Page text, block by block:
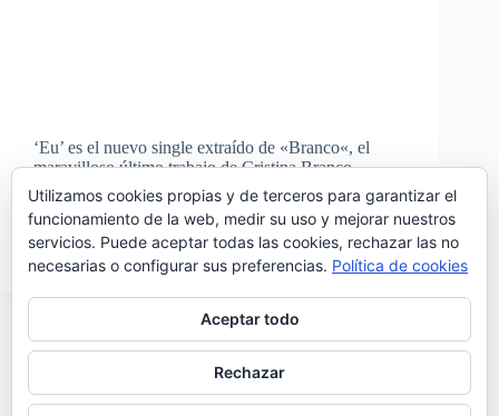
‘Eu’ es el nuevo single extraído de «Branco«, el
maravilloso último trabajo de Cristina Branco
editado en febrero. ‘Eu’ es un tema con música y
letra de Luís Figueiredo, pianista que también la
acompaña en el escenario. Sobre este tema,…
Noemí Sánchez
28/09/2018
Utilizamos cookies propias y de terceros para garantizar el
funcionamiento de la web, medir su uso y mejorar nuestros
servicios. Puede aceptar todas las cookies, rechazar las no
necesarias o configurar sus preferencias. Política de cookies
Aceptar todo
Rechazar